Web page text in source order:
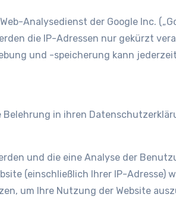
Analysedienst der Google Inc.
die IP-Adressen nur gekürzt
und -speicherung kann
in ihren
und die eine Analyse der
(einschließlich Ihrer IP-Adresse)
um Ihre Nutzung der Website